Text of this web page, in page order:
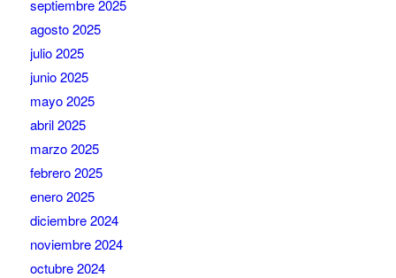
septiembre 2025
agosto 2025
julio 2025
junio 2025
mayo 2025
abril 2025
marzo 2025
febrero 2025
enero 2025
diciembre 2024
noviembre 2024
octubre 2024